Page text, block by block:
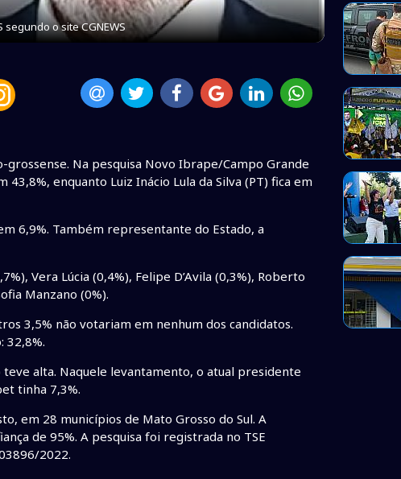
o site CGNEWS
Na pesquisa Novo Ibrape/Campo Grande
enquanto Luiz Inácio Lula da Silva (PT) fica em
6,9%. Também representante do Estado, a
Vera Lúcia (0,4%), Felipe D’Avila (0,3%), Roberto
Manzano (0%).
3,5% não votariam em nenhum dos candidatos.
32,8%.
alta. Naquele levantamento, o atual presidente
tinha 7,3%.
em 28 municípios de Mato Grosso do Sul. A
de 95%. A pesquisa foi registrada no TSE
2022.